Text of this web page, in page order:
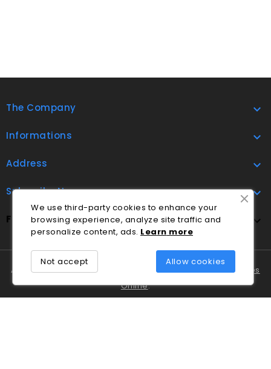
The Company 
Informations 
Address 
Subscribe Now 
FOLLOW US 
A Cláudio Marques tem disponível oLivro de Reclamações
Online.
Em caso de litígio o consumidor pode recorrer aoCentro
We use third-party cookies to enhance your
browsing experience, analyze site traffic and
personalize content, ads. Learn more
Allow cookies
Not accept